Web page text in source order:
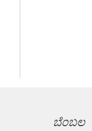
ಬೆಂಬಲ